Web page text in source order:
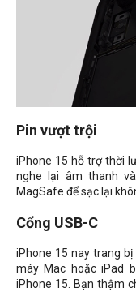
Pin vượt trội
iPhone 15 hỗ trợ thời
nghe lại âm thanh
MagSafe để sạc lại
Cổng USB-C
iPhone 15 nay trang
máy Mac hoặc iPad
iPhone 15. Bạn thậm